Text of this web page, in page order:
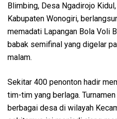
Blimbing, Desa Ngadirojo
Kabupaten Wonogiri,
memadati Lapangan Bola Voli
babak semifinal yang digelar
malam.
Sekitar 400 penonton hadir
tim-tim yang berlaga.
berbagai desa di wilayah